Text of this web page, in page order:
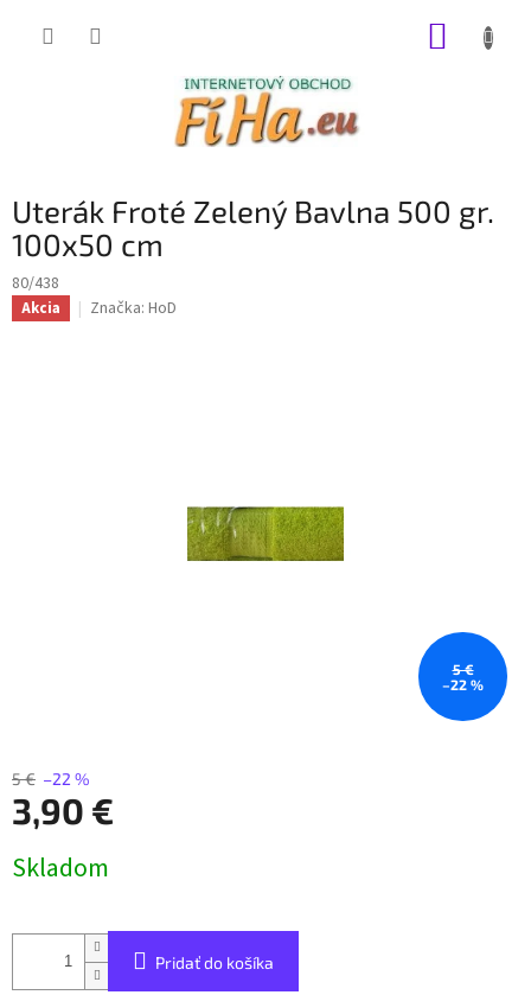
Uterák Froté Zelený Bavlna 500 gr.
100x50 cm
80/438
Akcia Značka: HoD
5 €
–22 %
5 € –22 %
3,90 €
cena:
Skladom
Pridať do košíka